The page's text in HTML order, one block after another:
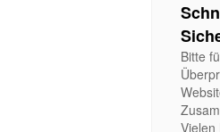
Bitte
Vielen